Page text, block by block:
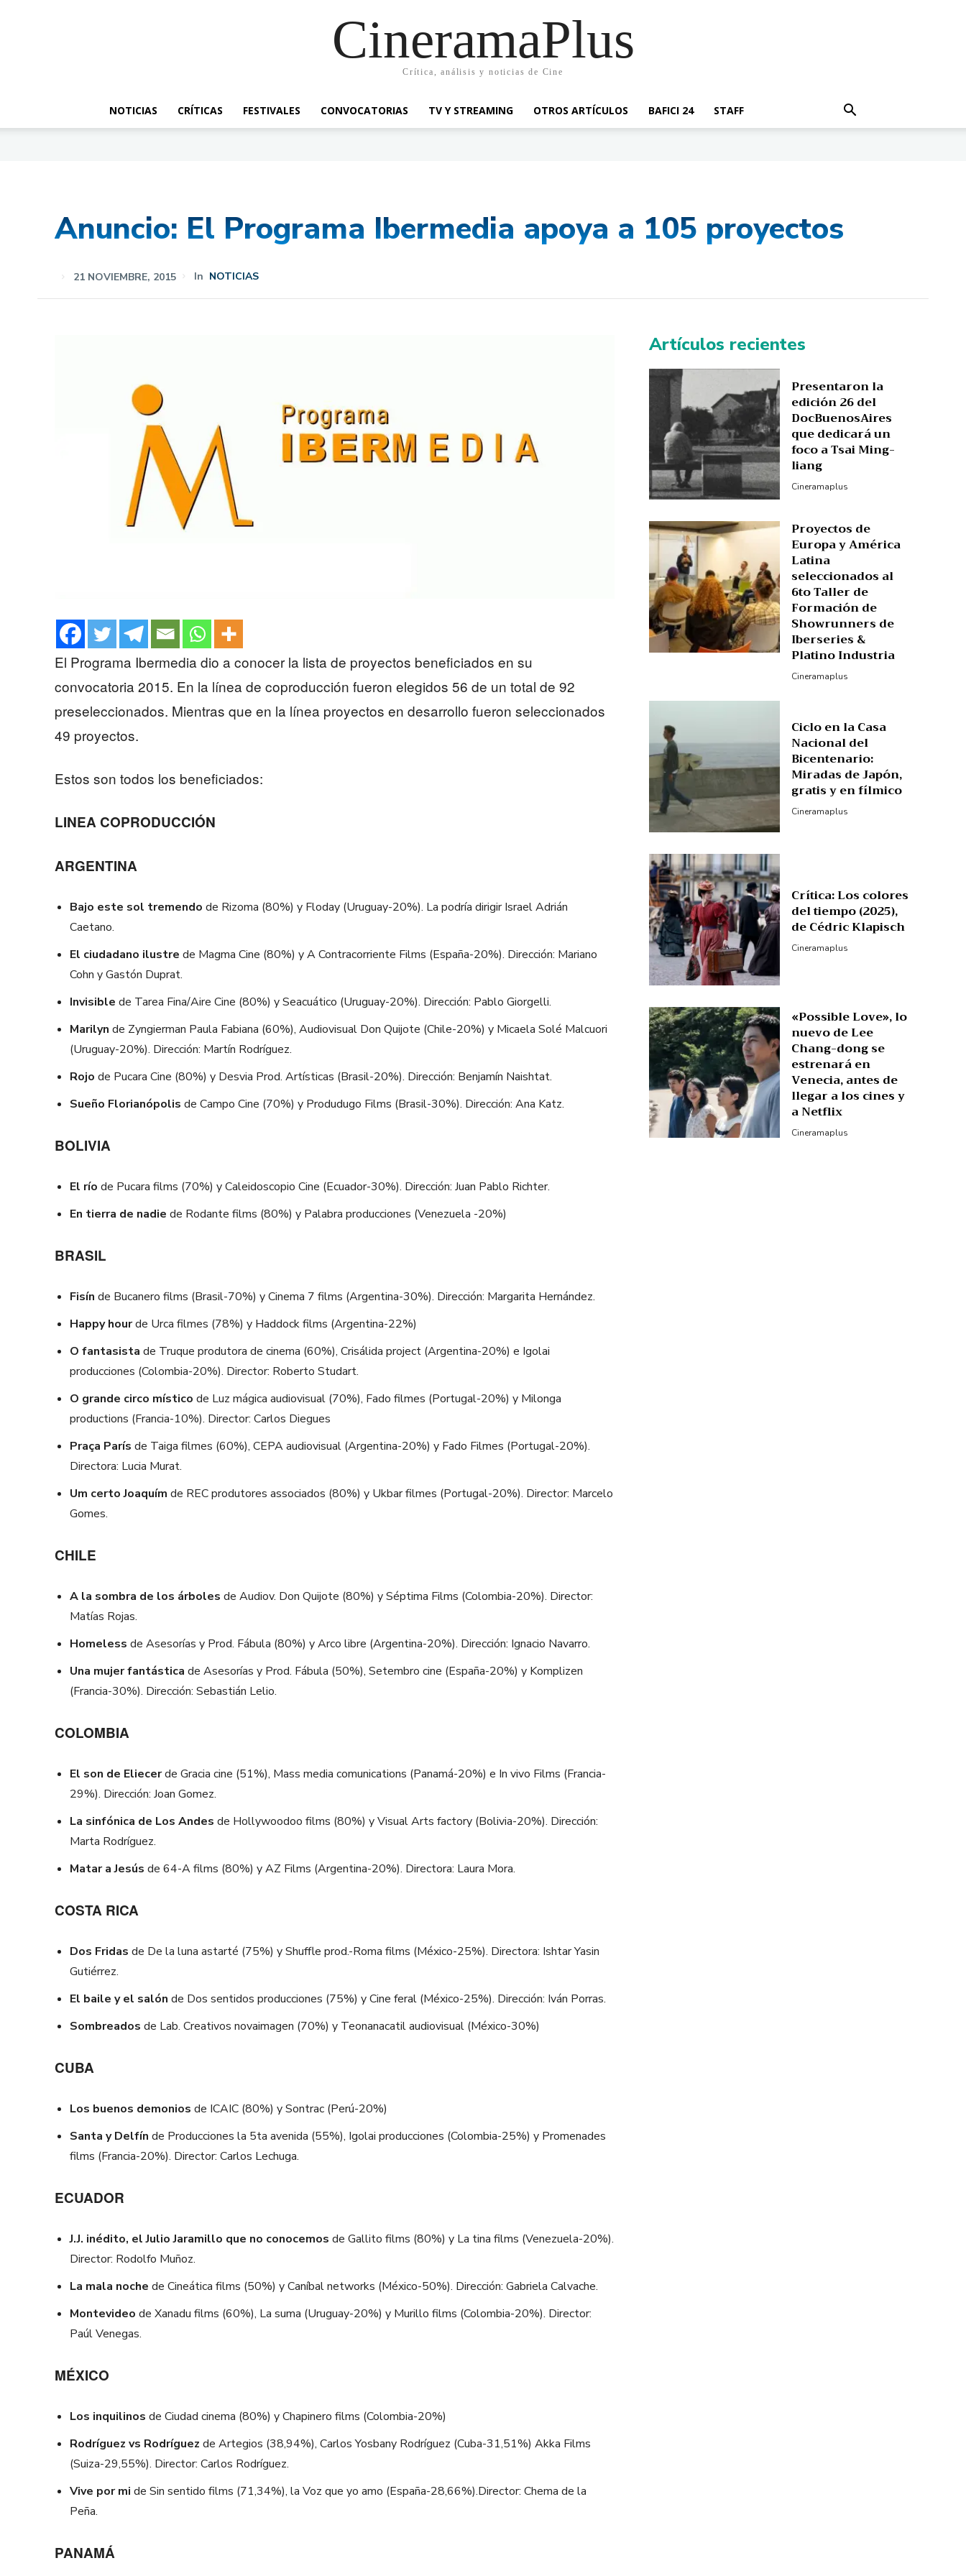
CineramaPlus
Crítica, análisis y noticias de Cine
NOTICIAS CRÍTICAS FESTIVALES CONVOCATORIAS TV Y STREAMING OTROS ARTÍCULOS BAFICI 24 STAFF
Anuncio: El Programa Ibermedia apoya a 105 proyectos
21 NOVIEMBRE, 2015 In NOTICIAS
El Programa Ibermedia dio a conocer la lista de proyectos beneficiados en su
convocatoria 2015. En la línea de coproducción fueron elegidos 56 de un total de 92
preseleccionados. Mientras que en la línea proyectos en desarrollo fueron seleccionados
49 proyectos.
Estos son todos los beneficiados:
LINEA COPRODUCCIÓN
ARGENTINA
Bajo este sol tremendo de Rizoma (80%) y Floday (Uruguay-20%). La podría dirigir Israel Adrián
Caetano.
El ciudadano ilustre de Magma Cine (80%) y A Contracorriente Films (España-20%). Dirección: Mariano
Cohn y Gastón Duprat.
Invisible de Tarea Fina/Aire Cine (80%) y Seacuático (Uruguay-20%). Dirección: Pablo Giorgelli.
Marilyn de Zyngierman Paula Fabiana (60%), Audiovisual Don Quijote (Chile-20%) y Micaela Solé Malcuori
(Uruguay-20%). Dirección: Martín Rodríguez.
Rojo de Pucara Cine (80%) y Desvia Prod. Artísticas (Brasil-20%). Dirección: Benjamín Naishtat.
Sueño Florianópolis de Campo Cine (70%) y Produdugo Films (Brasil-30%). Dirección: Ana Katz.
BOLIVIA
El río de Pucara films (70%) y Caleidoscopio Cine (Ecuador-30%). Dirección: Juan Pablo Richter.
En tierra de nadie de Rodante films (80%) y Palabra producciones (Venezuela -20%)
BRASIL
Fisín de Bucanero films (Brasil-70%) y Cinema 7 films (Argentina-30%). Dirección: Margarita Hernández.
Happy hourde Urca filmes (78%) y Haddock films (Argentina-22%)
O fantasista de Truque produtora de cinema (60%), Crisálida project (Argentina-20%) e Igolai
producciones (Colombia-20%). Director: Roberto Studart.
O grande circo místico de Luz mágica audiovisual (70%), Fado filmes (Portugal-20%) y Milonga
productions (Francia-10%). Director: Carlos Diegues
Praça París de Taiga filmes (60%), CEPA audiovisual (Argentina-20%) y Fado Filmes (Portugal-20%).
Directora: Lucia Murat.
Um certo Joaquím de REC produtores associados (80%) y Ukbar filmes (Portugal-20%). Director: Marcelo
Gomes.
CHILE
A la sombra de los árboles de Audiov. Don Quijote (80%) y Séptima Films (Colombia-20%). Director:
Matías Rojas.
Homeless de Asesorías y Prod. Fábula (80%) y Arco libre (Argentina-20%). Dirección: Ignacio Navarro.
Una mujer fantástica de Asesorías y Prod. Fábula (50%), Setembro cine (España-20%) y Komplizen
(Francia-30%). Dirección: Sebastián Lelio.
COLOMBIA
El son de Eliecerde Gracia cine (51%), Mass media comunications (Panamá-20%) e In vivo Films (Francia-
29%). Dirección: Joan Gomez.
La sinfónica de Los Andes de Hollywoodoo films (80%) y Visual Arts factory (Bolivia-20%). Dirección:
Marta Rodríguez.
Matar a Jesús de 64-A films (80%) y AZ Films (Argentina-20%). Directora: Laura Mora.
COSTA RICA
Dos Fridas de De la luna astarté (75%) y Shuffle prod.-Roma films (México-25%). Directora: Ishtar Yasin
Gutiérrez.
El baile y el salón de Dos sentidos producciones (75%) y Cine feral (México-25%). Dirección: Iván Porras.
Sombreados de Lab. Creativos novaimagen (70%) y Teonanacatil audiovisual (México-30%)
CUBA
Los buenos demonios de ICAIC (80%) y Sontrac (Perú-20%)
Santa y Delfín de Producciones la 5ta avenida (55%), Igolai producciones (Colombia-25%) y Promenades
films (Francia-20%). Director: Carlos Lechuga.
ECUADOR
J.J. inédito, el Julio Jaramillo que no conocemos de Gallito films (80%) y La tina films (Venezuela-20%).
Director: Rodolfo Muñoz.
La mala noche de Cineática films (50%) y Caníbal networks (México-50%). Dirección: Gabriela Calvache.
Montevideo de Xanadu films (60%), La suma (Uruguay-20%) y Murillo films (Colombia-20%). Director:
Paúl Venegas.
MÉXICO
Los inquilinos de Ciudad cinema (80%) y Chapinero films (Colombia-20%)
Rodríguez vs Rodríguez de Artegios (38,94%), Carlos Yosbany Rodríguez (Cuba-31,51%) Akka Films
(Suiza-29,55%). Director: Carlos Rodríguez.
Vive por mi de Sin sentido films (71,34%), la Voz que yo amo (España-28,66%).Director: Chema de la
Peña.
PANAMÁ
Artículos recientes
Presentaron la
edición 26 del
DocBuenosAires
que dedicará un
foco a Tsai Ming-
liang
Cineramaplus
Proyectos de
Europa y América
Latina
seleccionados al
6to Taller de
Formación de
Showrunners de
Iberseries &
Platino Industria
Cineramaplus
Ciclo en la Casa
Nacional del
Bicentenario:
Miradas de Japón,
gratis y en fílmico
Cineramaplus
Crítica: Los colores
del tiempo (2025),
de Cédric Klapisch
Cineramaplus
«Possible Love», lo
nuevo de Lee
Chang-dong se
estrenará en
Venecia, antes de
llegar a los cines y
a Netflix
Cineramaplus